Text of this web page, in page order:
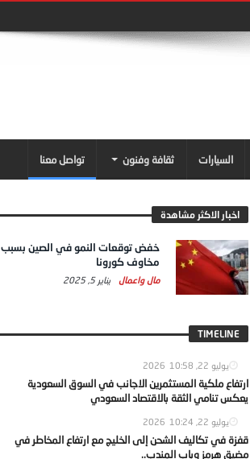
السيارات ثقافة وفنون تواصل معنا
اخبار الاكثر مشاهدة
خفض توقعات النمو في الصين بسبب
مخاوف كورونا
مال واعمال يناير 5, 2025
TIMELINE
يوليو 22, 2026 10:58
ارتفاع ملكية المستثمرين الاجانب في السوق السعودية
يعكس تنامي الثقة بالاقتصاد السعودي
يوليو 22, 2026 10:24
قفزة في تكاليف الشحن إلى الخليج مع ارتفاع المخاطر في
مضيق هرمز وباب المندب..